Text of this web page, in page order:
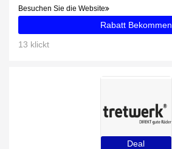
Besuchen Sie die Website
Rabatt Bekommen
13 klickt
Deal